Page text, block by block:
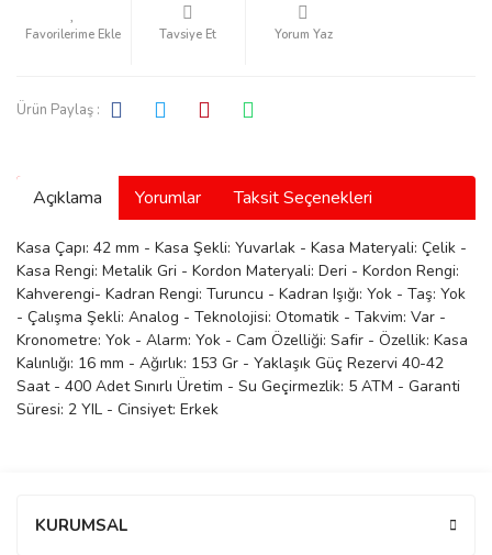
Manoir
Tavsiye Et Yorum Yaz
Ürün Paylaş :
Açıklama Yorumlar Taksit Seçenekleri
Kasa Çapı: 42 mm - Kasa Şekli: Yuvarlak - Kasa Materyali: Çelik -
Kasa Rengi: Metalik Gri - Kordon Materyali: Deri - Kordon Rengi:
Kahverengi- Kadran Rengi: Turuncu - Kadran Işığı: Yok - Taş: Yok
- Çalışma Şekli: Analog - Teknolojisi: Otomatik - Takvim: Var -
Kronometre: Yok - Alarm: Yok - Cam Özelliği: Safir - Özellik: Kasa
Kalınlığı: 16 mm - Ağırlık: 153 Gr - Yaklaşık Güç Rezervi 40-42
Saat - 400 Adet Sınırlı Üretim - Su Geçirmezlik: 5 ATM - Garanti
Süresi: 2 YIL - Cinsiyet: Erkek
KURUMSAL